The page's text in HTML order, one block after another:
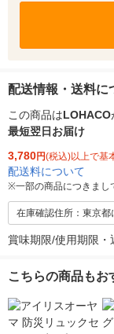
配送情報・送料に
この商品はLOHACO
最短翌日お届け
3,780円(税込)以上で基
配送料について
※一部の商品につきまし
在庫確認住所：東京都
賞味期限/使用期限・
こちらの商品もお